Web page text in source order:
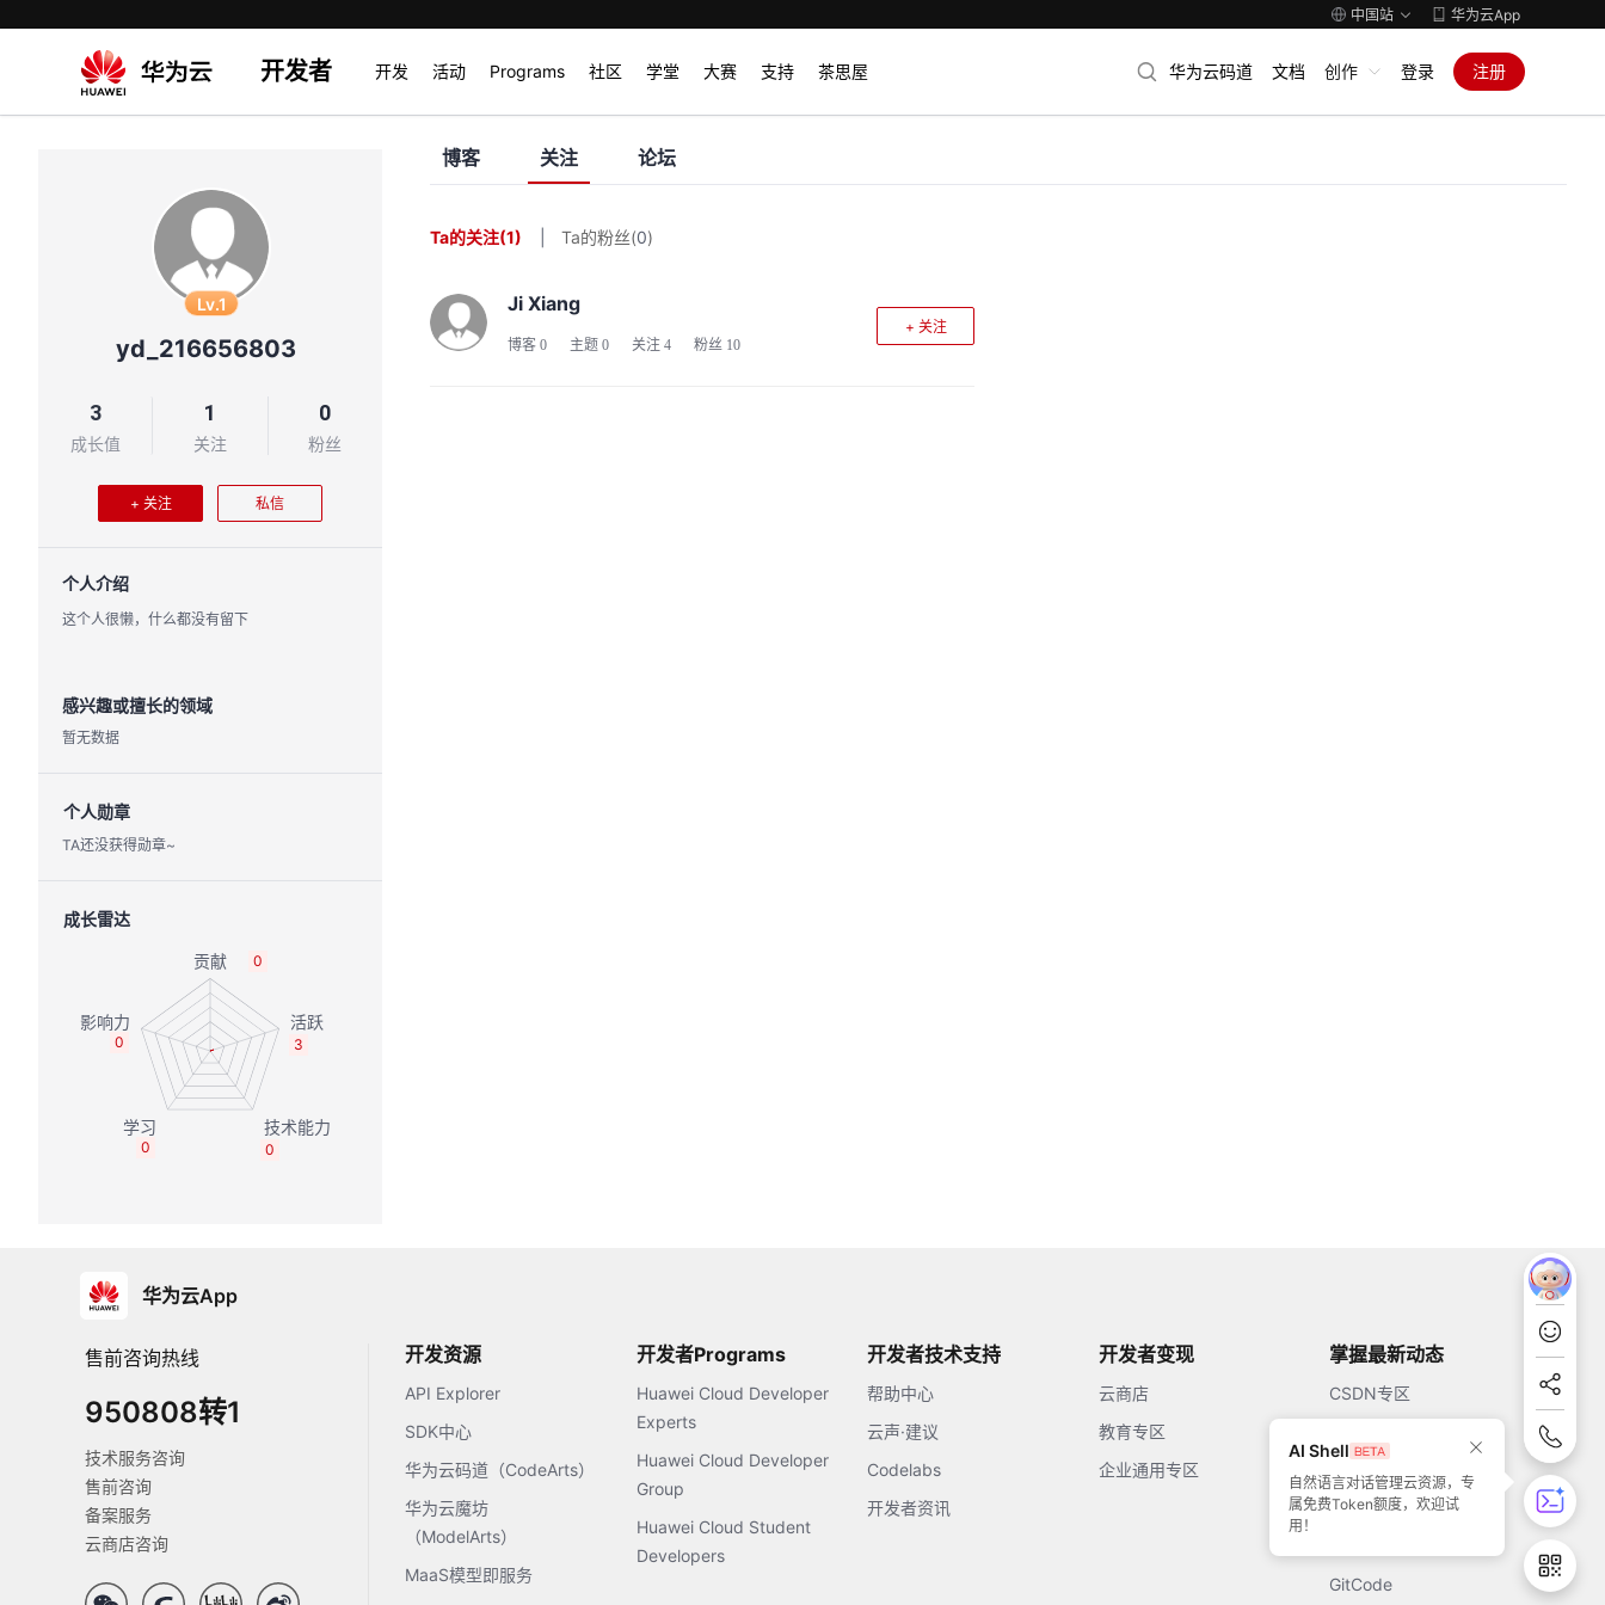
中国站 华为云App
开发者 开发 活动 Programs 社区 学堂 大赛 支持 茶思屋 华为云码道 文档 创作 登录 注册
Lv.1
yd_216656803
3
成长值
1
关注
0
粉丝
+ 关注 私信
个人介绍
这个人很懒，什么都没有留下
感兴趣或擅长的领域
暂无数据
个人勋章
TA还没获得勋章~
成长雷达
0
3
0
0
0
博客 关注 论坛
Ta的关注(1) Ta的粉丝(0)
Ji Xiang
博客 0 主题 0 关注 4 粉丝 10
+ 关注
华为云App
售前咨询热线
950808转1
技术服务咨询
售前咨询
备案服务
云商店咨询
开发资源
API Explorer
SDK中心
华为云码道（CodeArts）
华为云魔坊
（ModelArts）
MaaS模型即服务
开发者Programs
Huawei Cloud Developer
Experts
Huawei Cloud Developer
Group
Huawei Cloud Student
Developers
开发者技术支持
帮助中心
云声·建议
Codelabs
开发者资讯
开发者变现
云商店
教育专区
企业通用专区
掌握最新动态
CSDN专区
51CTO
GitCode
AI Shell
自然语言对话管理云资源，专
属免费Token额度，欢迎试
用！